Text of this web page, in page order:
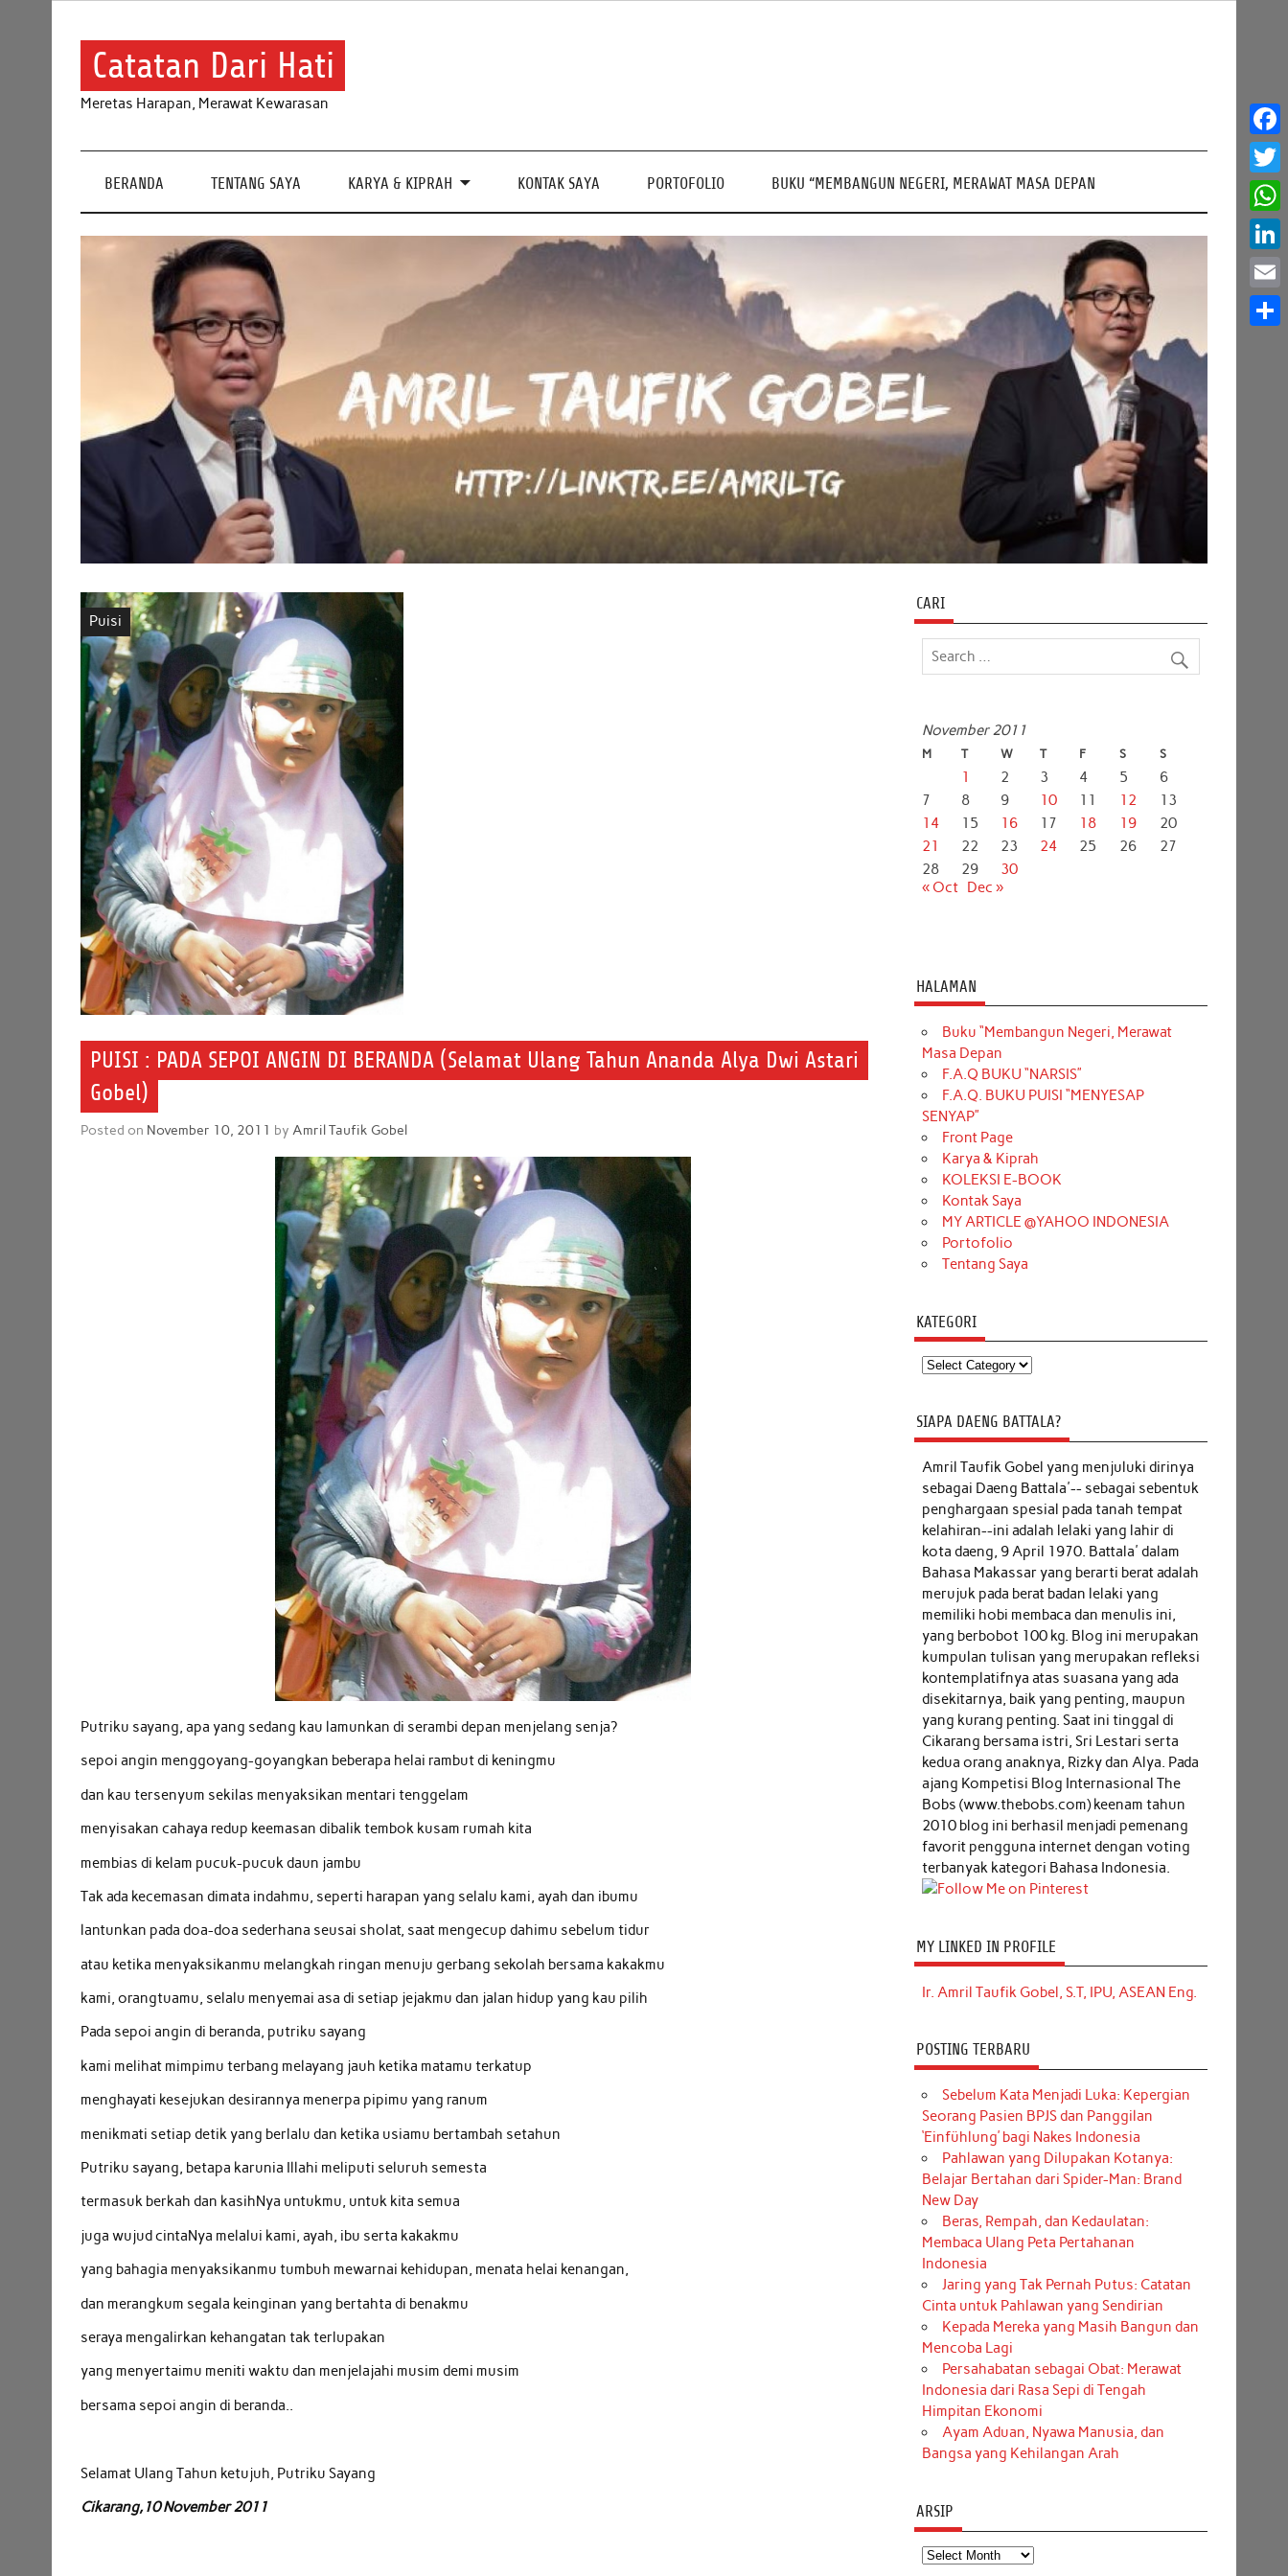
Catatan Dari Hati
Meretas Harapan, Merawat Kewarasan
BERANDA TENTANG SAYA KARYA & KIPRAH KONTAK SAYA PORTOFOLIO BUKU “MEMBANGUN NEGERI, MERAWAT MASA DEPAN
Puisi
PUISI : PADA SEPOI ANGIN DI BERANDA (Selamat Ulang Tahun Ananda Alya Dwi Astari
Gobel)
Posted on November 10, 2011 byAmril Taufik Gobel
Putriku sayang, apa yang sedang kau lamunkan di serambi depan menjelang senja?
sepoi angin menggoyang-goyangkan beberapa helai rambut di keningmu
dan kau tersenyum sekilas menyaksikan mentari tenggelam
menyisakan cahaya redup keemasan dibalik tembok kusam rumah kita
membias di kelam pucuk-pucuk daun jambu
Tak ada kecemasan dimata indahmu, seperti harapan yang selalu kami, ayah dan ibumu
lantunkan pada doa-doa sederhana seusai sholat, saat mengecup dahimu sebelum tidur
atau ketika menyaksikanmu melangkah ringan menuju gerbang sekolah bersama kakakmu
kami, orangtuamu, selalu menyemai asa di setiap jejakmu dan jalan hidup yang kau pilih
Pada sepoi angin di beranda, putriku sayang
kami melihat mimpimu terbang melayang jauh ketika matamu terkatup
menghayati kesejukan desirannya menerpa pipimu yang ranum
menikmati setiap detik yang berlalu dan ketika usiamu bertambah setahun
Putriku sayang, betapa karunia Illahi meliputi seluruh semesta
termasuk berkah dan kasihNya untukmu, untuk kita semua
juga wujud cintaNya melalui kami, ayah, ibu serta kakakmu
yang bahagia menyaksikanmu tumbuh mewarnai kehidupan, menata helai kenangan,
dan merangkum segala keinginan yang bertahta di benakmu
seraya mengalirkan kehangatan tak terlupakan
yang menyertaimu meniti waktu dan menjelajahi musim demi musim
bersama sepoi angin di beranda..
Selamat Ulang Tahun ketujuh, Putriku Sayang
Cikarang,10 November 2011
CARI
November 2011
M T W T F S S
1 2 3 4 5
6
7
8 9 10 11 12
13
14
15 16 17 18 19
20
21
22 23 24 25 26
27
28
29
30
« Oct Dec »
HALAMAN
Buku “Membangun Negeri, Merawat
Masa Depan
F.A.Q BUKU “NARSIS”
F.A.Q. BUKU PUISI “MENYESAP
SENYAP”
Front Page
Karya & Kiprah
KOLEKSI E-BOOK
Kontak Saya
MY ARTICLE @YAHOO INDONESIA
Portofolio
Tentang Saya
KATEGORI
Kategori
SIAPA DAENG BATTALA?
Amril Taufik Gobel yang menjuluki dirinya
sebagai Daeng Battala'-- sebagai sebentuk
penghargaan spesial pada tanah tempat
kelahiran--ini adalah lelaki yang lahir di
kota daeng, 9 April 1970. Battala' dalam
Bahasa Makassar yang berarti berat adalah
merujuk pada berat badan lelaki yang
memiliki hobi membaca dan menulis ini,
yang berbobot 100 kg. Blog ini merupakan
kumpulan tulisan yang merupakan refleksi
kontemplatifnya atas suasana yang ada
disekitarnya, baik yang penting, maupun
yang kurang penting. Saat ini tinggal di
Cikarang bersama istri, Sri Lestari serta
kedua orang anaknya, Rizky dan Alya. Pada
ajang Kompetisi Blog Internasional The
Bobs (www.thebobs.com) keenam tahun
2010 blog ini berhasil menjadi pemenang
favorit pengguna internet dengan voting
terbanyak kategori Bahasa Indonesia.
MY LINKED IN PROFILE
Ir. Amril Taufik Gobel, S.T, IPU, ASEAN Eng.
POSTING TERBARU
Sebelum Kata Menjadi Luka: Kepergian
Seorang Pasien BPJS dan Panggilan
‘Einfühlung’ bagi Nakes Indonesia
Pahlawan yang Dilupakan Kotanya:
Belajar Bertahan dari Spider-Man: Brand
New Day
Beras, Rempah, dan Kedaulatan:
Membaca Ulang Peta Pertahanan
Indonesia
Jaring yang Tak Pernah Putus: Catatan
Cinta untuk Pahlawan yang Sendirian
Kepada Mereka yang Masih Bangun dan
Mencoba Lagi
Persahabatan sebagai Obat: Merawat
Indonesia dari Rasa Sepi di Tengah
Himpitan Ekonomi
Ayam Aduan, Nyawa Manusia, dan
Bangsa yang Kehilangan Arah
ARSIP
Arsip
Email